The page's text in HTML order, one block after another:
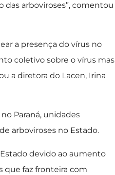
arboviroses”, comentou
a presença do vírus no
coletivo sobre o vírus mas
a diretora do Lacen, Irina
Paraná, unidades
arboviroses no Estado.
devido ao aumento
que faz fronteira com